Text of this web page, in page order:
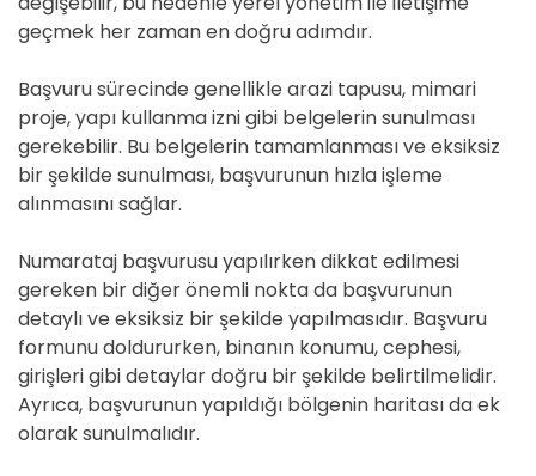
geçmek her zaman en doğru adımdır.
Başvuru sürecinde genellikle arazi tapusu, mimari
proje, yapı kullanma izni gibi belgelerin sunulması
gerekebilir. Bu belgelerin tamamlanması ve eksiksiz
bir şekilde sunulması, başvurunun hızla işleme
alınmasını sağlar.
Numarataj başvurusu yapılırken dikkat edilmesi
gereken bir diğer önemli nokta da başvurunun
detaylı ve eksiksiz bir şekilde yapılmasıdır. Başvuru
formunu doldururken, binanın konumu, cephesi,
girişleri gibi detaylar doğru bir şekilde belirtilmelidir.
Ayrıca, başvurunun yapıldığı bölgenin haritası da ek
olarak sunulmalıdır.